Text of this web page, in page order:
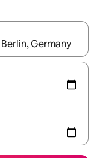
zijn, maak je